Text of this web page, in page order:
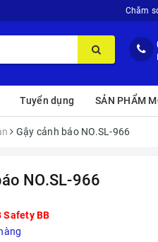
Chăm
Tuyển dụng SẢN PHẨM
Gậy cảnh báo NO.SL-966
NO.SL-966
Safety BB